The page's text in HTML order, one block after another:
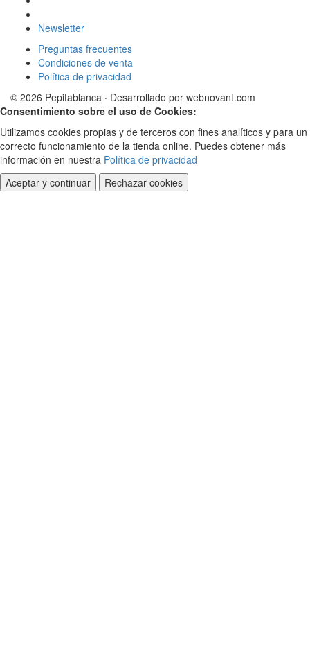
Newsletter
Preguntas frecuentes
Condiciones de venta
Política de privacidad
© 2026 Pepitablanca · Desarrollado por webnovant.com
Consentimiento sobre el uso de Cookies:
Utilizamos cookies propias y de terceros con fines analíticos y para un
correcto funcionamiento de la tienda online. Puedes obtener más
información en nuestra Política de privacidad
Aceptar y continuar
Rechazar cookies